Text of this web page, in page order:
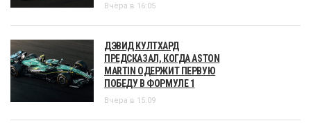
Вчера в 16:05
ДЭВИД КУЛТХАРД
ПРЕДСКАЗАЛ, КОГДА ASTON
MARTIN ОДЕРЖИТ ПЕРВУЮ
ПОБЕДУ В ФОРМУЛЕ 1
Вчера в 15:09